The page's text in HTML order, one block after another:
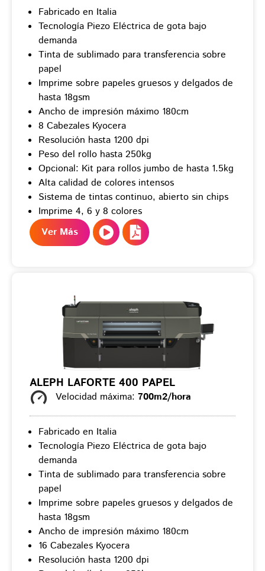
Fabricado en Italia
Tecnología Piezo Eléctrica de gota bajo
demanda
Tinta de sublimado para transferencia sobre
papel
Imprime sobre papeles gruesos y delgados de
hasta 18gsm
Ancho de impresión máximo 180cm
8 Cabezales Kyocera
Resolución hasta 1200 dpi
Peso del rollo hasta 250kg
Opcional: Kit para rollos jumbo de hasta 1.5kg
Alta calidad de colores intensos
Sistema de tintas continuo, abierto sin chips
Imprime 4, 6 y 8 colores
Ver Más
ALEPH LAFORTE 400 PAPEL
Velocidad máxima: 700m2/hora
Fabricado en Italia
Tecnología Piezo Eléctrica de gota bajo
demanda
Tinta de sublimado para transferencia sobre
papel
Imprime sobre papeles gruesos y delgados de
hasta 18gsm
Ancho de impresión máximo 180cm
16 Cabezales Kyocera
Resolución hasta 1200 dpi